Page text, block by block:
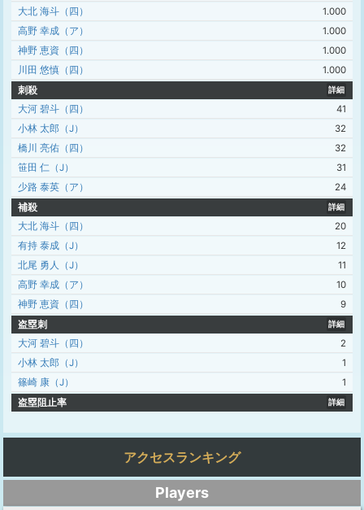
大北 海斗（四）
1.000
高野 幸成（ア）
1.000
神野 恵資（四）
1.000
川田 悠慎（四）
1.000
刺殺
詳細
大河 碧斗（四）
41
小林 太郎（J）
32
橋川 亮佑（四）
32
笹田 仁（J）
31
少路 泰英（ア）
24
補殺
詳細
大北 海斗（四）
20
有持 泰成（J）
12
北尾 勇人（J）
11
高野 幸成（ア）
10
神野 恵資（四）
9
盗塁刺
詳細
大河 碧斗（四）
2
小林 太郎（J）
1
篠崎 康（J）
1
盗塁阻止率
詳細
アクセスランキング
Players